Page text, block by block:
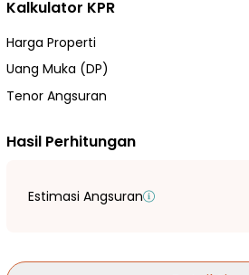
Hadap Barat Laut
Fasilitas Sekitar Hunian:
9 menit ke SD Negeri Kencana 1 Bogor
10 menit ke SD Negeri Cibadak
10 menit ke SMA PGRI 3 Bogor
15 menit ke Sekolah Dasar Negeri Kebon
15 menit ke SMAN 10 Bogor
Kalkulator KPR
Harga Properti
Uang Muka (DP)
Tenor Angsuran
Hasil Perhitungan
Estimasi Angsuran